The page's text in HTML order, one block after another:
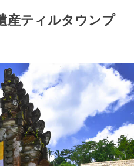
産ティルタウンプ